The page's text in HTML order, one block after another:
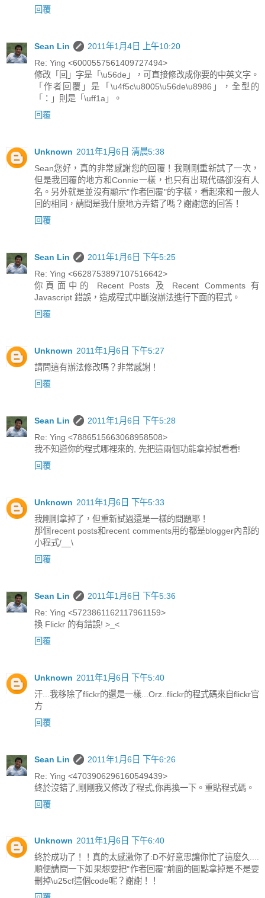
回覆
Sean Lin
2011年1月4日 上午10:20
Re: Ying <6000557561409727494>
修改「回」字是「\u56de」，可直接修改成你要的中英文字。
「作者回覆」是「\u4f5c\u8005\u56de\u8986」，全型的
「：」則是「\uff1a」。
回覆
Unknown 2011年1月6日 清晨5:38
Sean您好，真的非常感謝您的回覆！我剛剛重新試了一次，
但是我回覆的地方和Connie一樣，也只有出現代碼卻沒有人
名。另外就是並沒有顯示"作者回覆"的字樣，看起來和一般人
回的相同，請問是我什麼地方弄錯了嗎？謝謝您的回答！
回覆
Sean Lin
2011年1月6日 下午5:25
Re: Ying <6628753897107516642>
你頁面中的 Recent Posts 及 Recent Comments 有
Javascript 錯誤，造成程式中斷沒辦法進行下面的程式。
回覆
Unknown 2011年1月6日 下午5:27
請問這有辦法修改嗎？非常感謝！
回覆
Sean Lin
2011年1月6日 下午5:28
Re: Ying <7886515663068958508>
我不知道你的程式哪裡來的, 先把這兩個功能拿掉試看看!
回覆
Unknown 2011年1月6日 下午5:33
我剛剛拿掉了，但重新試過還是一樣的問題耶！
那個recent posts和recent comments用的都是blogger內部的
小程式/__\
回覆
Sean Lin
2011年1月6日 下午5:36
Re: Ying <5723861162117961159>
換 Flickr 的有錯誤! >_<
回覆
Unknown 2011年1月6日 下午5:40
汗...我移除了flickr的還是一樣...Orz..flickr的程式碼來自flickr官
方
回覆
Sean Lin
2011年1月6日 下午6:26
Re: Ying <4703906296160549439>
終於沒錯了,剛剛我又修改了程式,你再換一下。重貼程式碼。
回覆
Unknown 2011年1月6日 下午6:40
終於成功了！！真的太感激你了:D不好意思讓你忙了這麼久....
順便請問一下如果想要把"作者回覆"前面的圓點拿掉是不是要
刪掉\u25cf這個code呢？謝謝！！